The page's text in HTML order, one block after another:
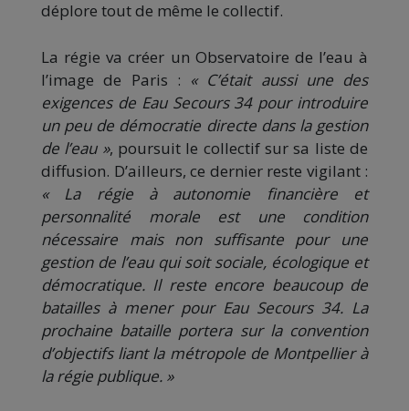
déplore tout de même le collectif.
La régie va créer un Observatoire de l’eau à
l’image de Paris : « C’était aussi une des
exigences de Eau Secours 34 pour introduire
un peu de démocratie directe dans la gestion
de l’eau », poursuit le collectif sur sa liste de
diffusion. D’ailleurs, ce dernier reste vigilant :
« La régie à autonomie financière et
personnalité morale est une condition
nécessaire mais non suffisante pour une
gestion de l’eau qui soit sociale, écologique et
démocratique. Il reste encore beaucoup de
batailles à mener pour Eau Secours 34. La
prochaine bataille portera sur la convention
d’objectifs liant la métropole de Montpellier à
la régie publique. »